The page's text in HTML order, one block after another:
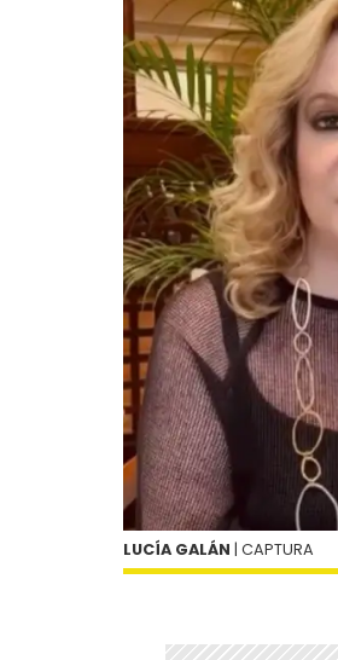
LUCÍA GALÁN | CAPTURA